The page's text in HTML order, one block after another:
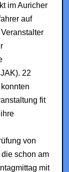
im Auricher
auf
22
fit
von
schon am
mit